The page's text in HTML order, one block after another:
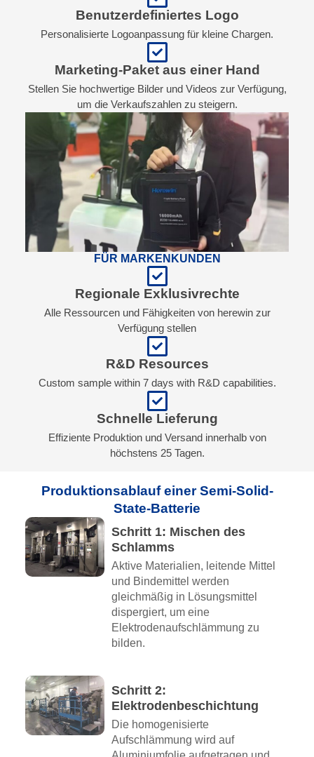
Benutzerdefiniertes Logo
Personalisierte Logoanpassung für kleine Chargen.
Marketing-Paket aus einer Hand
Stellen Sie hochwertige Bilder und Videos zur Verfügung,
um die Verkaufszahlen zu steigern.
FÜR MARKENKUNDEN
Regionale Exklusivrechte
Alle Ressourcen und Fähigkeiten von herewin zur
Verfügung stellen
R&D Resources
Custom sample within 7 days with R&D capabilities.
Schnelle Lieferung
Effiziente Produktion und Versand innerhalb von
höchstens 25 Tagen.
Produktionsablauf einer Semi-Solid-
State-Batterie
Schritt 1: Mischen des
Schlamms
Aktive Materialien, leitende Mittel
und Bindemittel werden
gleichmäßig in Lösungsmittel
dispergiert, um eine
Elektrodenaufschlämmung zu
bilden.
Schritt 2:
Elektrodenbeschichtung
Die homogenisierte
Aufschlämmung wird auf